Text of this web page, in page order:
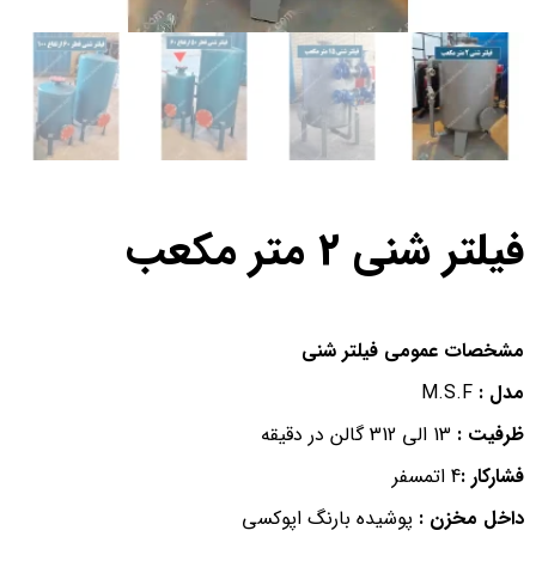
فیلتر شنی 2 متر مکعب
مشخصات عمومی فیلتر شنی
مدل :
ظرفیت :
فشاركار :4 اتمسفر
داخل مخزن : پوشیده بارنگ اپوكسی